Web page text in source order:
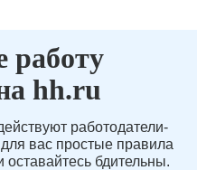
работу
hh.ru
работодатели-
вас простые правила
оставайтесь бдительны.